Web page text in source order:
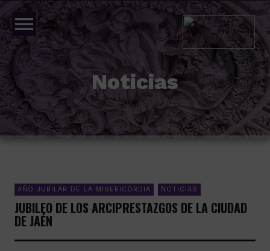
menu
Noticias
AÑO JUBILAR DE LA MISERICORDIA NOTICIAS
JUBILEO DE LOS ARCIPRESTAZGOS DE LA CIUDAD
DE JAÉN